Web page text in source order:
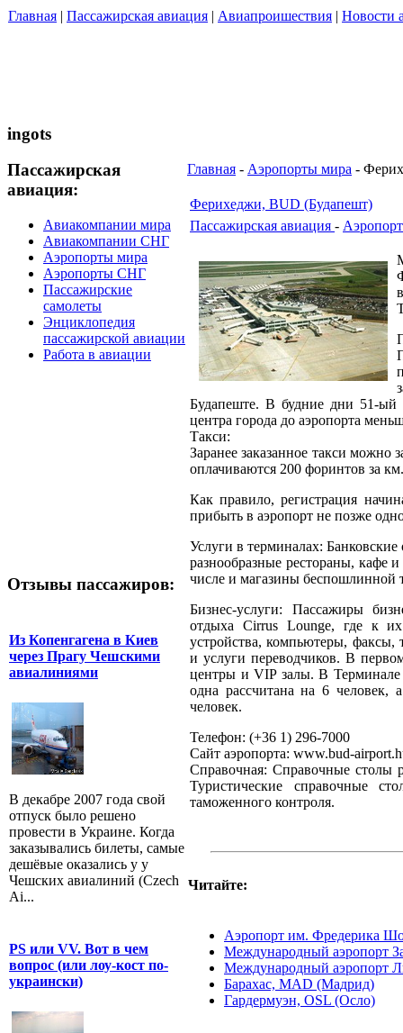
Главная | Пассажирская авиация | Авиапроишествия | Новости
ingots
Пассажирская
авиация:
Авиакомпании мира
Авиакомпании СНГ
Аэропорты мира
Аэропорты СНГ
Пассажирские
самолеты
Энциклопедия
пассажирской авиации
Работа в авиации
Отзывы пассажиров:
Из Копенгагена в Киев
через Прагу Чешскими
авиалиниями
В декабре 2007 года свой
отпуск было решено
провести в Украине. Когда
заказывались билеты, самые
дешёвые оказались у у
Чешских авиалиний (Czech
Ai...
PS или VV. Вот в чем
вопрос (или лоу-кост по-
украински)
Главная - Аэропорты мира -
Ферихеджи, BUD (Будапешт)
Пассажирская авиация -
Будапеште. В будние дни 51-
центра города до аэропорта
Такси:
Заранее заказанное такси можно
оплачиваются 200 форинтов за км.
Как правило, регистрация
прибыть в аэропорт не позже
Услуги в терминалах:
разнообразные рестораны, кафе
числе и магазины беспошлинной
Бизнес-услуги: Пассажиры
отдыха Cirrus Lounge, где к
устройства, компьютеры, факсы,
и услуги переводчиков. В
центры и VIP залы. В Терминале
одна рассчитана на 6 человек,
человек.
Телефон: (+36 1) 296-7000
Сайт аэропорта: www.bud-
Справочная: Справочные столы
Туристические справочные
таможенного контроля.
Читайте:
Аэропорт им. Фредерика
Международный аэропорт
Международный аэропорт
Барахас, MAD (Мадрид)
Гардермуэн, OSL (Осло)